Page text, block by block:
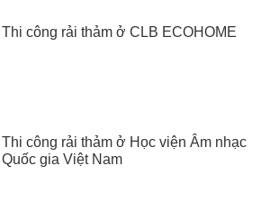
Thi công rải thảm ở CLB ECOHOME
Thi công rải thảm ở Học viện Âm nhạc
Quốc gia Việt Nam